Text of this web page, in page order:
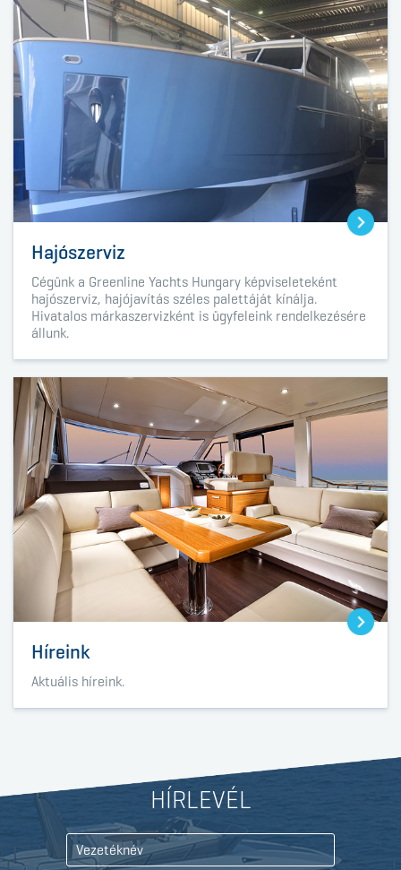
Hajószerviz
Cégünk a Greenline Yachts Hungary képviseleteként
hajószerviz, hajójavítás széles palettáját kínálja.
Hivatalos márkaszervizként is ügyfeleink rendelkezésére
állunk.
Híreink
Aktuális híreink.
HÍRLEVÉL